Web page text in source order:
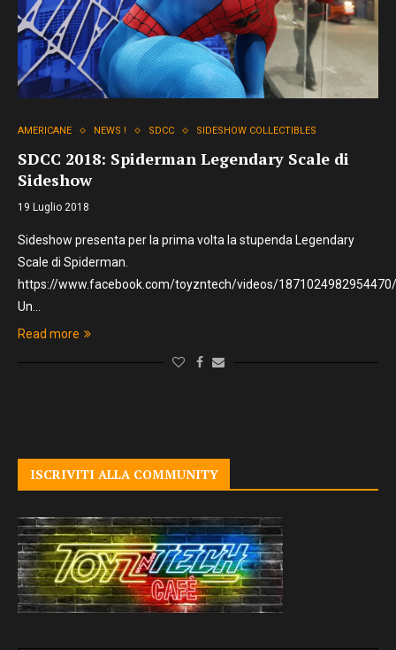
AMERICANE NEWS ! SDCC SIDESHOW COLLECTIBLES
SDCC 2018: Spiderman Legendary Scale di
Sideshow
19 Luglio 2018
Sideshow presenta per la prima volta la stupenda Legendary
Scale di Spiderman.
https://www.facebook.com/toyzntech/videos/1871024982954470/
Un…
Read more
ISCRIVITI ALLA COMMUNITY